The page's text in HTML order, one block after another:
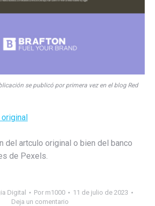
se publicó por primera vez en el blog Red
del artculo original o bien del banco
de Pexels.
Digital Por m1000
11 de julio de 2023
Deja un comentario